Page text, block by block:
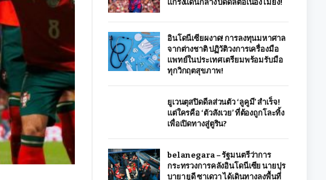
แกร่งแดนกลาง ปิดดีลต่อเนื่องไม่ยั้ง!
อินโดนีเซียผงาด! การลงทุนมหาศาล
จากต่างชาติ ปฏิวัติวงการเครื่องมือ
แพทย์ในประเทศ เตรียมพร้อมรับมือ
ทุกวิกฤตสุขภาพ!
ยูเวนตุสปิดดีลส่วนตัว ‘ลูคูมี’ สำเร็จ!
แต่ใครคือ ‘ตัวสังเวย’ ที่ต้องถูกโละทิ้ง
เพื่อเปิดทางสู่ตูริน?
belanegara – รัฐมนตรีว่าการ
กระทรวงการคลังอินโดนีเซีย นายปุร
บายา ยูดี ซาเดวา ได้เดินทางลงพื้นที่